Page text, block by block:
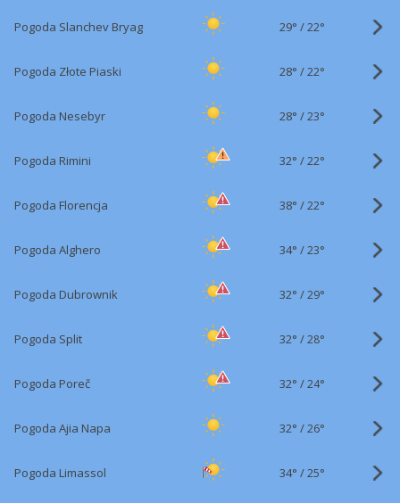
Pogoda Slanchev Bryag 29° /22°
Pogoda Złote Piaski 28° /22°
Pogoda Nesebyr 28° /23°
Pogoda Rimini 32° /22°
Pogoda Florencja 38° /22°
Pogoda Alghero 34° /23°
Pogoda Dubrownik 32° /29°
Pogoda Split 32° /28°
Pogoda Poreč 32° /24°
Pogoda Ajia Napa 32° /26°
Pogoda Limassol 34° /25°